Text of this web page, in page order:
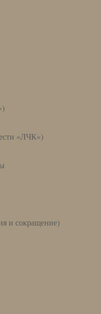
«ЛЧК»)
и сокращение)